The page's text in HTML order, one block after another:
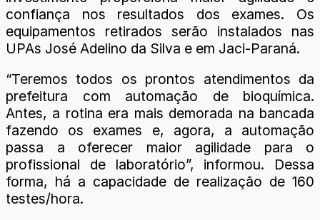
confiança nos resultados dos exames. Os
equipamentos retirados serão instalados nas
UPAs José Adelino da Silva e em Jaci-Paraná.
“Teremos todos os prontos atendimentos da
prefeitura com automação de bioquímica.
Antes, a rotina era mais demorada na bancada
fazendo os exames e, agora, a automação
passa a oferecer maior agilidade para o
profissional de laboratório”, informou. Dessa
forma, há a capacidade de realização de 160
testes/hora.